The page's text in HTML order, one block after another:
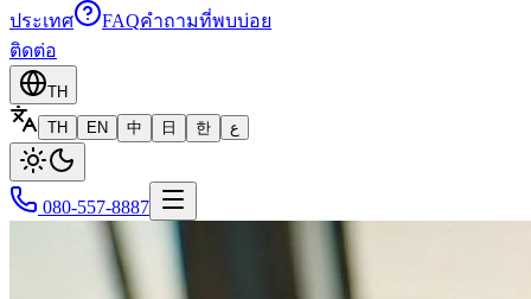
ประเทศ
FAQคำถามที่พบบ่อย
ติดต่อ
TH
TH
EN 中 日 한 ع
080-557-8887